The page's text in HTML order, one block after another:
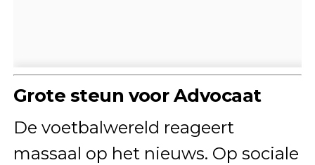
Grote steun voor Advocaat
De voetbalwereld reageert
massaal op het nieuws. Op sociale